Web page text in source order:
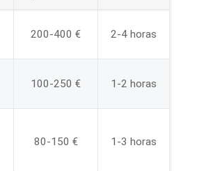
200-400 € 2-4 horas
100-250 € 1-2 horas
80-150 € 1-3 horas